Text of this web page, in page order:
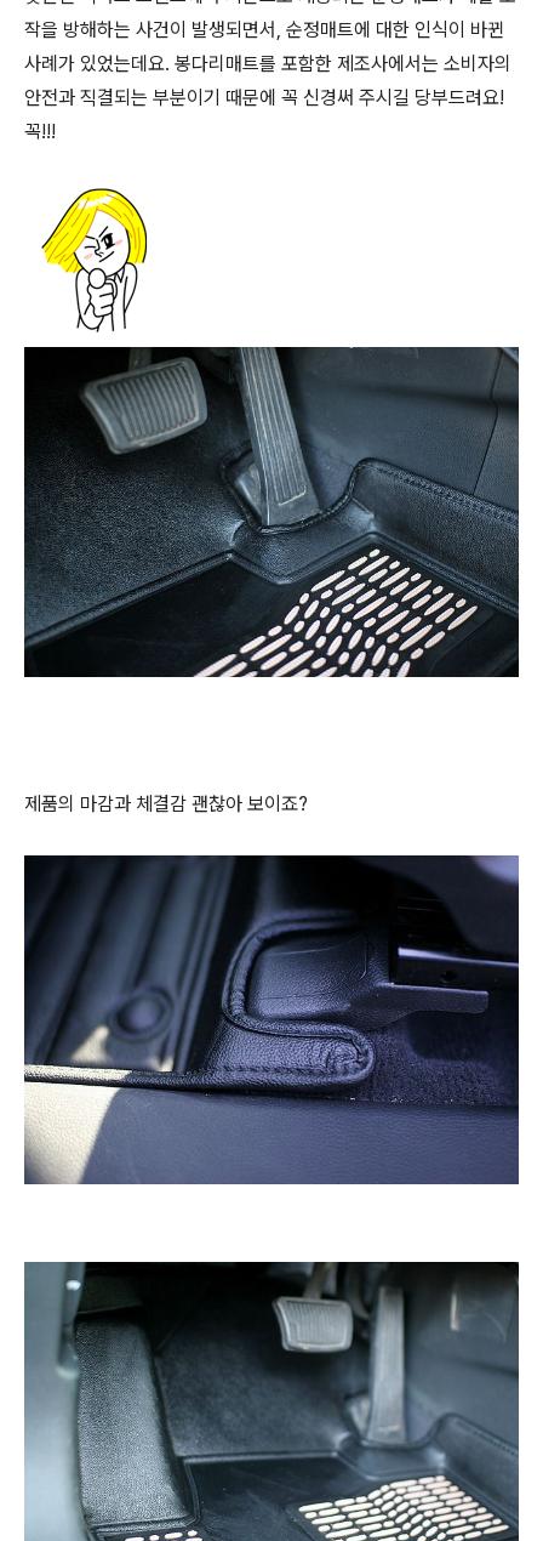
작을 방해하는 사건이 발생되면서, 순정매트에 대한 인식이 바뀐
사례가 있었는데요. 봉다리매트를 포함한 제조사에서는 소비자의
안전과 직결되는 부분이기 때문에 꼭 신경써 주시길 당부드려요!
꼭!!!
제품의 마감과 체결감 괜찮아 보이죠?